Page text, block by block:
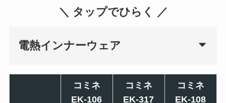
＼ タップでひらく ／
電熱インナーウェア
コミネ
EK-106
コミネ
EK-317
コミネ
EK-108